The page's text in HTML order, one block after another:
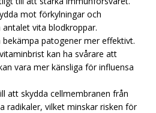
mot förkylningar och
vita blodkroppar.
patogener mer effektivt.
kan ha svårare att
vara mer känsliga för influensa
att skydda cellmembranen från
radikaler, vilket minskar risken för